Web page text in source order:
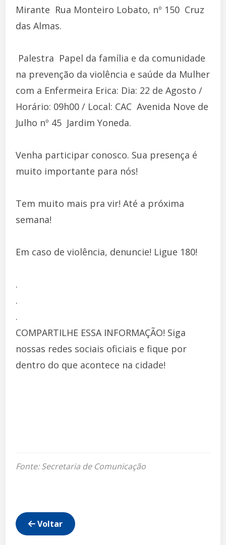
Mirante  Rua Monteiro Lobato, nº 150  Cruz
das Almas.
 Palestra  Papel da família e da comunidade
na prevenção da violência e saúde da Mulher
com a Enfermeira Erica: Dia: 22 de Agosto /
Horário: 09h00 / Local: CAC  Avenida Nove de
Julho nº 45  Jardim Yoneda.
Venha participar conosco. Sua presença é
muito importante para nós!
Tem muito mais pra vir! Até a próxima
semana!
Em caso de violência, denuncie! Ligue 180!
.
.
.
COMPARTILHE ESSA INFORMAÇÃO! Siga
nossas redes sociais oficiais e fique por
dentro do que acontece na cidade!
Fonte: Secretaria de Comunicação
Voltar